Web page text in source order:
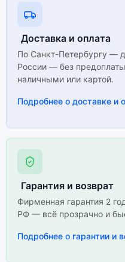
Доставка и оплата
По Санкт-Петербургу —
России — без
наличными или картой.
Подробнее о доставке и
Гарантия и возврат
Фирменная гарантия 2
РФ — всё прозрачно и
Подробнее о гарантии и